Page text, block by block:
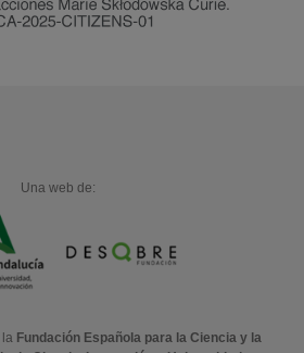
Una web de:
Fundación Española para la Ciencia y la